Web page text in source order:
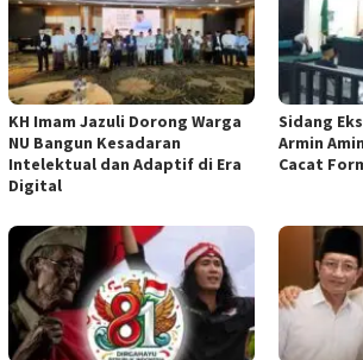
KH Imam Jazuli Dorong Warga
NU Bangun Kesadaran
Intelektual dan Adaptif di Era
Digital
‎Sidang
Armin
Cacat